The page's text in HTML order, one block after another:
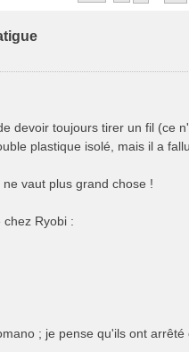
devoir toujours tirer un fil (ce
plastique isolé, mais il a
vaut plus grand chose !
Ryobi :
; je pense qu'ils ont arrêté